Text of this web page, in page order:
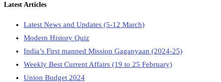
Latest Articles
Latest News and Updates (5-12 March)
Modern History Quiz
India’s First manned Mission Gaganyaan (2024-25)
Weekly Best Current Affairs (19 to 25 February)
Union Budget 2024